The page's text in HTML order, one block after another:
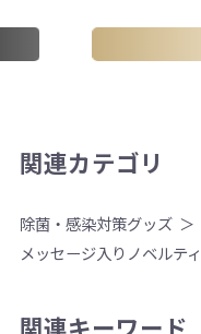
関連カテゴリ
除菌・感染対策グッズ
メッセージ入りノベルティ